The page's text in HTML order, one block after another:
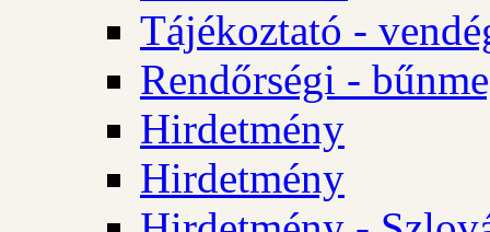
Tájékoztató -
Rendőrségi -
Hirdetmény
Hirdetmény